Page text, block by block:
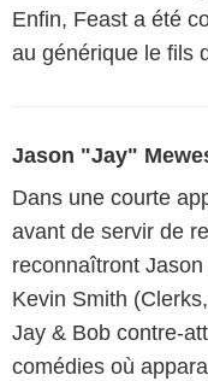
Enfin, Feast a été
au générique le fils
Jason "Jay"
Dans une courte
avant de servir de
reconnaîtront
Kevin Smith
Jay & Bob contre-
comédies où